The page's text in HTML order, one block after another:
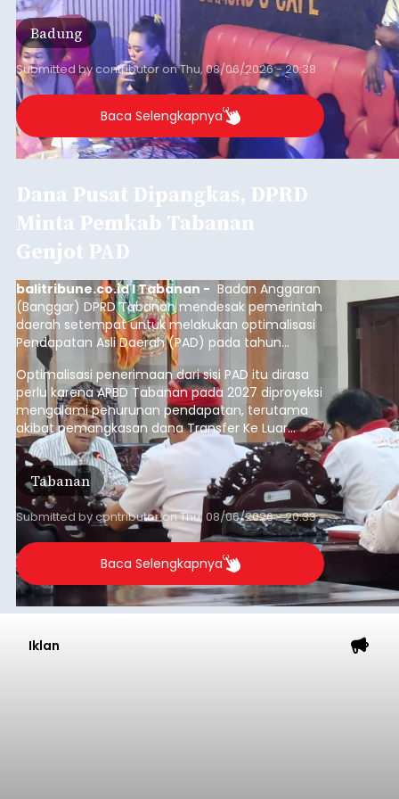
Badung
Submitted bycontributoronThu, 08/06/2026 - 20:38
Baca Selengkapnya
Dana Pusat Dipangkas, DPRD
Minta Pemkab Tabanan
Genjot PAD
balitribune.co.id I Tabanan - Badan Anggaran
(Banggar) DPRD Tabanan mendesak pemerintah
daerah setempat untuk melakukan optimalisasi
Pendapatan Asli Daerah (PAD) pada tahun
anggaran 2027.
Optimalisasi penerimaan dari sisi PAD itu dirasa
perlu karena APBD Tabanan pada 2027 diproyeksi
mengalami penurunan pendapatan, terutama
akibat pemangkasan dana Transfer Ke Luar
Daerah (TKD) dari pemerintah pusat.
Tabanan
Submitted bycontributoronThu, 08/06/2026 - 20:33
Baca Selengkapnya
Iklan